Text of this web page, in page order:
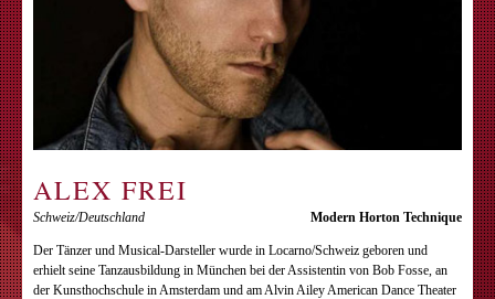
ALEX FREI
Modern Horton Technique
Schweiz/Deutschland
Der Tänzer und Musical-Darsteller wurde in Locarno/Schweiz geboren und
erhielt seine Tanzausbildung in München bei der Assistentin von Bob Fosse, an
der Kunsthochschule in Amsterdam und am Alvin Ailey American Dance Theater